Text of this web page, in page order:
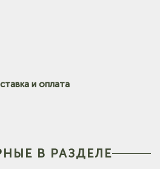
и оплата
В РАЗДЕЛЕ